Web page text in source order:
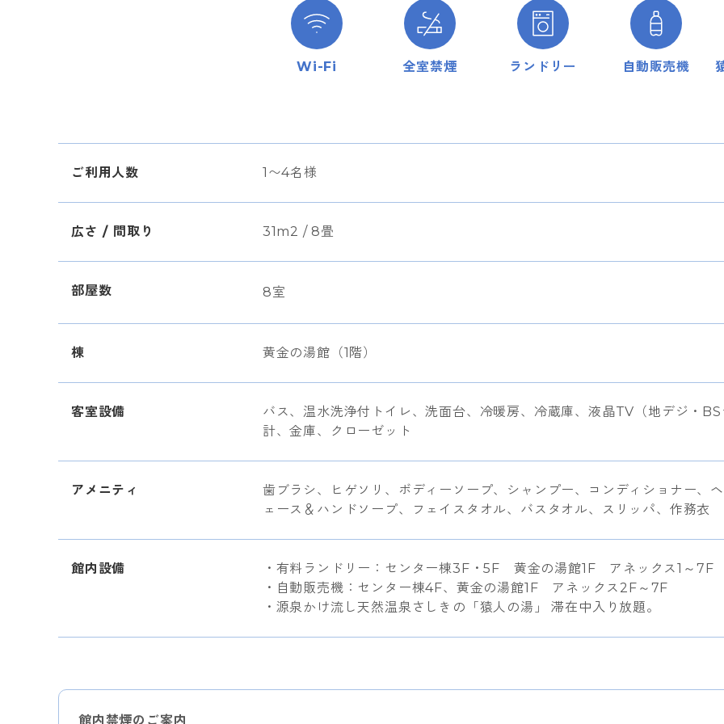
Wi-Fi 全室禁煙 ランドリー 自動販売機
ご利用人数 1〜4名様
広さ / 間取り 31m2 / 8畳
部屋数 8室
棟 黄金の湯館（1階）
客室設備
バス、温水洗浄付トイレ、洗面台、冷暖房、冷蔵庫、液晶TV（地デジ・
計、金庫、クローゼット
アメニティ
歯ブラシ、ヒゲソリ、ボディーソープ、シャンプー、コンディショナー、
ェース＆ハンドソープ、フェイスタオル、バスタオル、スリッパ、作務衣
館内設備
・有料ランドリー：センター棟3F・5F 黄金の湯館1F アネックス1～7F
・自動販売機：センター棟4F、黄金の湯館1F アネックス2F～7F
・源泉かけ流し天然温泉さしきの「猿人の湯」 滞在中入り放題。
館内禁煙のご案内